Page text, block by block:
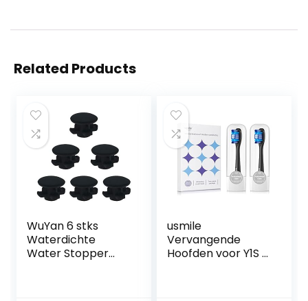
Related Products
WuYan 6 stks
Waterdichte
Water Stopper
usmile
Vervangende
Hoofden voor Y1S /